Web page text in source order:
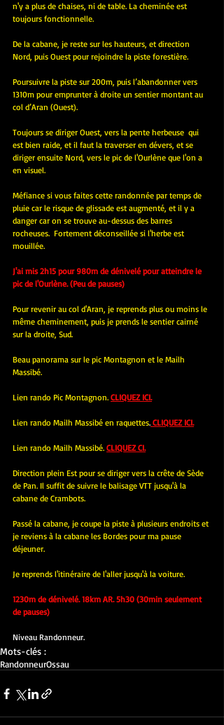
n'y a plus de chaises, ni de table. La cheminée est
toujours fonctionnelle.
De la cabane, je reste sur les hauteurs, et direction
Nord, puis Ouest pour rejoindre la piste forestière.
Poursuivre la piste sur 200m, puis l’abandonner vers
1310m pour emprunter à droite un sentier montant au
col d’Aran (Ouest).
Toujours se diriger Ouest, vers la pente herbeuse  qui
est bien raide, et il faut la traverser en dévers, et se
diriger ensuite Nord, vers le pic de l'Ourlène que l'on a
en visuel.
Méfiance si vous faites cette randonnée par temps de
pluie car le risque de glissade est augmenté, et il y a
danger car on se trouve au-dessus des barres
rocheuses.  Fortement déconseillée si l'herbe est
mouillée.
J'ai mis 2h15 pour 980m de dénivelé pour atteindre le
pic de l'Ourlène. (Peu de pauses)
Pour revenir au col d'Aran, je reprends plus ou moins le
même cheminement, puis je prends le sentier cairné
sur la droite, Sud.
Beau panorama sur le pic Montagnon et le Mailh
Massibé.
Lien rando Pic Montagnon. CLIQUEZ ICI.
Lien rando Mailh Massibé en raquettes. CLIQUEZ ICI.
Lien rando Mailh Massibé. CLIQUEZ CI.
Direction plein Est pour se diriger vers la crête de Sède
de Pan. Il suffit de suivre le balisage VTT jusqu'à la
cabane de Crambots.
Passé la cabane, je coupe la piste à plusieurs endroits et
je reviens à la cabane les Bordes pour ma pause
déjeuner.
Je reprends l'itinéraire de l'aller jusqu'à la voiture.
1230m de dénivelé. 18km AR. 5h30 (30min seulement
de pauses)
Niveau Randonneur.
Mots-clés :
RandonneurOssau